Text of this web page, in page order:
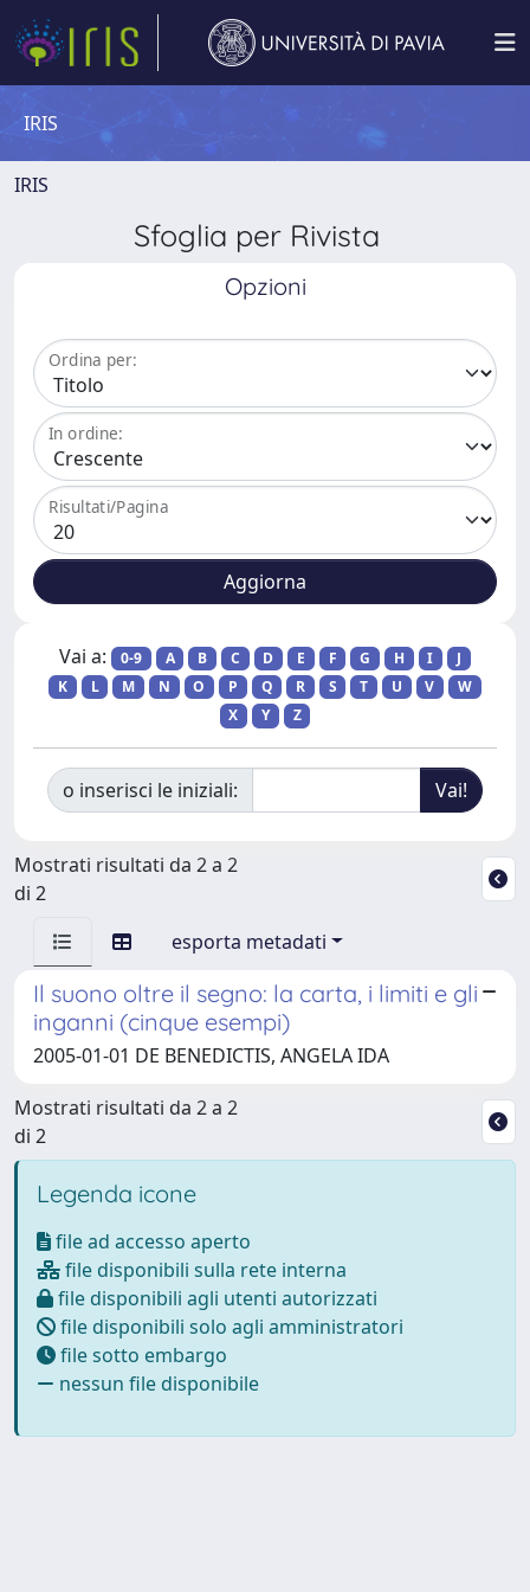
IRIS
IRIS
Sfoglia per Rivista
Opzioni
Ordina per:
In ordine:
Risultati/Pagina
Vai a: 0-9 A B C D E F G H I
J
K
L M N O P Q R S T U V
W
X
Y Z
o inserisci le iniziali:
Mostrati risultati da 2 a 2
di 2
esporta metadati
Il suono oltre il segno: la carta, i limiti e gli
inganni (cinque esempi)
2005-01-01 DE BENEDICTIS, ANGELA IDA
Mostrati risultati da 2 a 2
di 2
Legenda icone
file ad accesso aperto
file disponibili sulla rete interna
file disponibili agli utenti autorizzati
file disponibili solo agli amministratori
file sotto embargo
nessun file disponibile